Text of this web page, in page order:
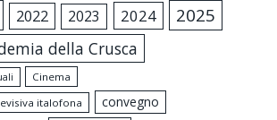
2022 2023 2024 2025
della Crusca
Cinema
italofona
convegno